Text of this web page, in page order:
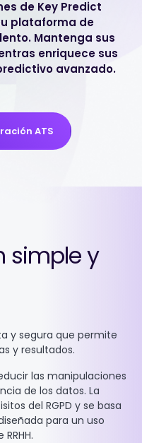
de Key Predict
plataforma de
Mantenga sus
enriquece sus
avanzado.
ATS
simple y
y segura que permite
y resultados.
las manipulaciones
de los datos. La
del RGPD y se basa
para un uso